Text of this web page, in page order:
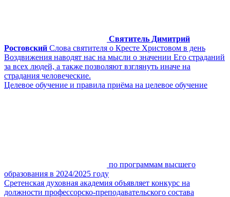
Святитель Димитрий
Ростовский Слова святителя о Кресте Христовом в день
Воздвижения наводят нас на мысли о значении Его страданий
за всех людей, а также позволяют взглянуть иначе на
страдания человеческие.
Целевое обучение и правила приёма на целевое обучение
по программам высшего
образования в 2024/2025 году
Сретенская духовная академия объявляет конкурс на
должности профессорско-преподавательского состава